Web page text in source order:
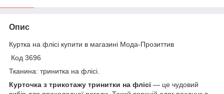
Опис
Куртка на флісі купити в магазині Мода-Прозиттив
Код 3696
Тканина: тринитка на флісі.
Курточка з трикотажу тринитки на флісі — це чудовий